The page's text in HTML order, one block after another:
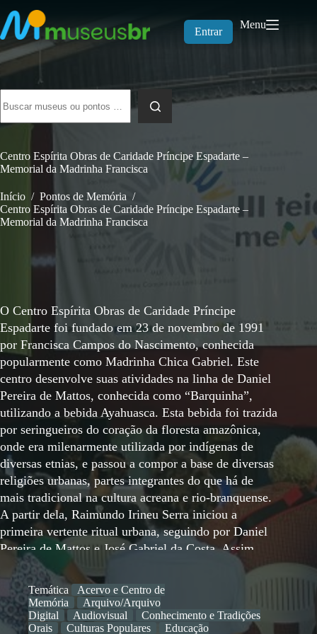
para
o
conteúdo
Entrar
Menu
resultados
Centro Espírita Obras de Caridade Príncipe Espadarte –
Memorial da Madrinha Francisca
Início / Pontos de Memória /
Centro Espírita Obras de Caridade Príncipe Espadarte –
Memorial da Madrinha Francisca
O Centro Espírita Obras de Caridade Príncipe
Espadarte foi fundado em 23 de novembro de 1991
por Francisca Campos do Nascimento, conhecida
popularmente como Madrinha Chica Gabriel. Este
centro desenvolve suas atividades na linha de Daniel
Pereira de Mattos, conhecida como “Barquinha”,
utilizando a bebida Ayahuasca. Esta bebida foi trazida
por seringueiros do coração da floresta amazônica,
onde era milenarmente utilizada por indígenas de
diversas etnias, e passou a compor a base de diversas
religiões urbanas, partes integrantes do que há de
mais tradicional na cultura acreana e rio-branquense.
A partir dela, Raimundo Irineu Serra iniciou a
primeira vertente ritual urbana, seguindo por Daniel
Pereira de Mattos e José Gabriel da Costa. Assim,
vários centros foram fundados e as Culturas
Ayahuasqueiras se expandiram no Acre, em outros
estados brasileiros e também em diversos países do
mundo. A importância cultural e histórica da
Temática
Acervo e Centro de
Memória
Arquivo/Arquivo
Digital
Audiovisual
Conhecimento e Tradições
Orais
Culturas Populares
Educação